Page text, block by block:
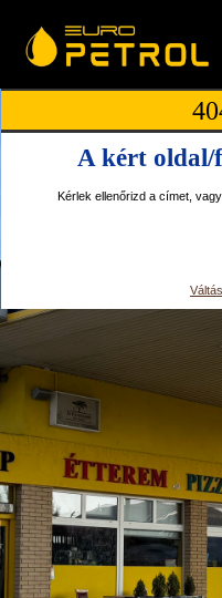
A kért oldal/
Kérlek ellenőrizd a címet,